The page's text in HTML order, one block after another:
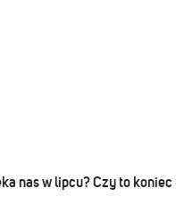
nas w lipcu? Czy to koniec